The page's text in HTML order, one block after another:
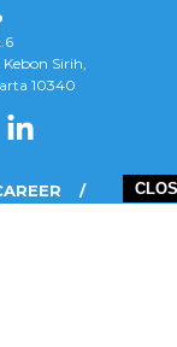
Sirih,
10340